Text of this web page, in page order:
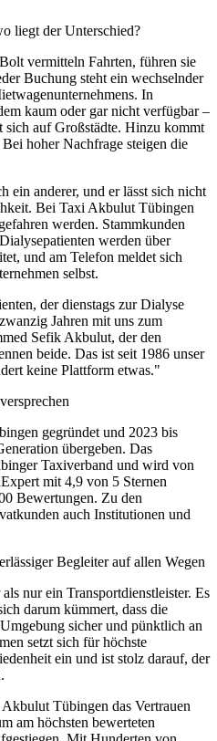
liegt der Unterschied?
vermitteln Fahrten, führen sie
Buchung steht ein wechselnder
In
kaum oder gar nicht verfügbar –
sich auf Großstädte. Hinzu kommt
hoher Nachfrage steigen die
ein anderer, und er lässt sich nicht
Bei Taxi Akbulut Tübingen
werden. Stammkunden
werden über
und am Telefon meldet sich
selbst.
der dienstags zur Dialyse
Jahren mit uns zum
Sefik Akbulut, der den
beide. Das ist seit 1986 unser
keine Plattform etwas."
gegründet und 2023 bis
übergeben. Das
Taxiverband und wird von
mit 4,9 von 5 Sternen
Bewertungen. Zu den
auch Institutionen und
Begleiter auf allen Wegen
nur ein Transportdienstleister. Es
darum kümmert, dass die
sicher und pünktlich an
setzt sich für höchste
ein und ist stolz darauf, der
Tübingen das Vertrauen
am höchsten bewerteten